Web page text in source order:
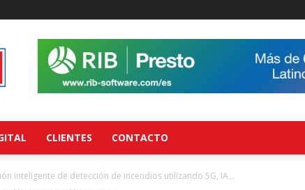
CLIENTES CONTACTO
inteligente de detección de incendios utilizando 5G, IA...